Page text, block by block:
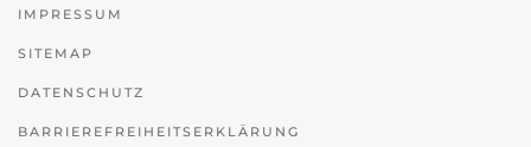
IMPRESSUM
SITEMAP
DATENSCHUTZ
BARRIEREFREIHEITSERKLÄRUNG